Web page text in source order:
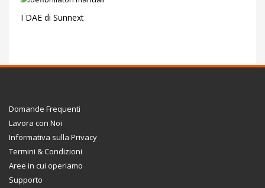
I DAE di Sunnext
Domande Frequenti
Lavora con Noi
Informativa sulla Privacy
Termini & Condizioni
Aree in cui operiamo
Supporto